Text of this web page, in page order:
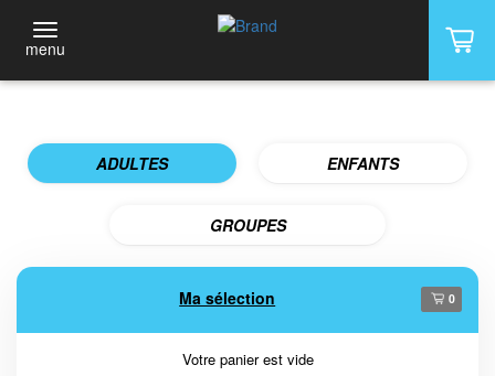
menu
ADULTES ENFANTS
GROUPES
Ma sélection 0
Votre panier est vide